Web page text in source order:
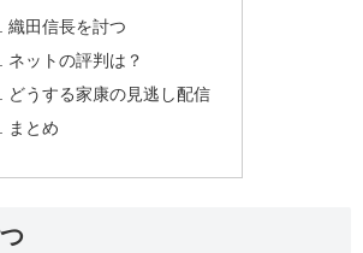
織田信長を討つ
ネットの評判は？
どうする家康の見逃し配信
まとめ